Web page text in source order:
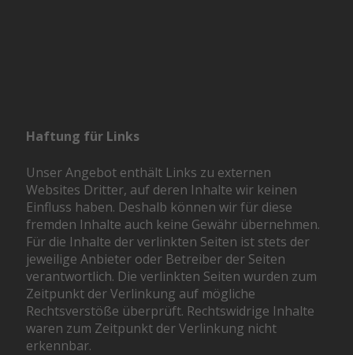
Haftung für Links
Unser Angebot enthält Links zu externen
Websites Dritter, auf deren Inhalte wir keinen
Einfluss haben. Deshalb können wir für diese
fremden Inhalte auch keine Gewähr übernehmen.
Für die Inhalte der verlinkten Seiten ist stets der
jeweilige Anbieter oder Betreiber der Seiten
verantwortlich. Die verlinkten Seiten wurden zum
Zeitpunkt der Verlinkung auf mögliche
Rechtsverstöße überprüft. Rechtswidrige Inhalte
waren zum Zeitpunkt der Verlinkung nicht
erkennbar.